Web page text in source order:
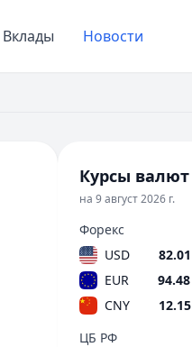
Вклады Новости
Курсы валют
на 9 август 2026 г.
Форекс
USD
82.01
EUR 94.48
CNY 12.15
ЦБ РФ